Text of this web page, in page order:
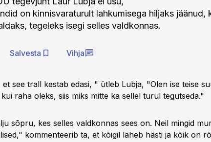
on kinnisvaraturult lahkumisega hiljaks jäänud,
tegeleks isegi selles valdkonnas.
Salvesta Vihja
see trall kestab edasi, " ütleb Lubja, "Olen ise teise
raha oleks, siis miks mitte ka sellel turul tegutseda."
sõpru, kes selles valdkonnas sees on. Neil mingid
kommenteerib ta, et kõigil läheb hästi ja kõik on